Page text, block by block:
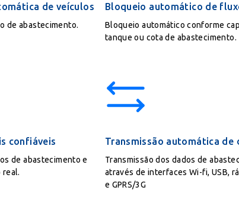
de veículos
de abastecimento.
Bloqueio automático de
Bloqueio automático conforme
tanque ou cota de abastecimento.
confiáveis
de abastecimento e
real.
Transmissão automática de
Transmissão dos dados de
através de interfaces Wi-fi, USB,
e GPRS/3G